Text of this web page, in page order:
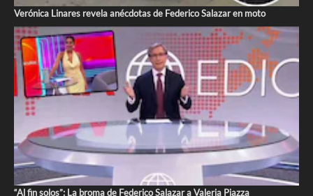
Verónica Linares revela anécdotas de Federico Salazar en moto
“Al fin solos”: La broma de Federico Salazar a Valeria Piazza